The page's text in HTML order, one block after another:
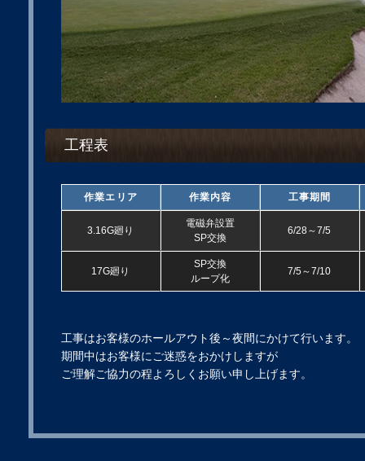
工程表
作業エリア 作業内容 工事期間
3.16G廻り
電磁弁設置
SP交換
6/28～7/5
17G廻り
SP交換
ループ化
7/5～7/10
工事はお客様のホールアウト後～夜間にかけて行います。
期間中はお客様にご迷惑をおかけしますが
ご理解ご協力の程よろしくお願い申し上げます。